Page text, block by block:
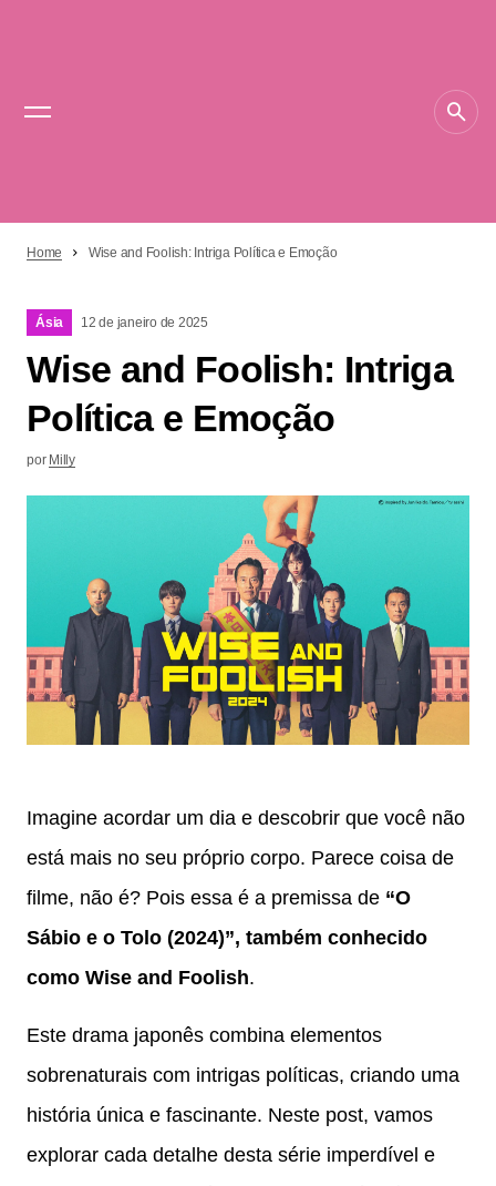
Home Wise and Foolish: Intriga Política e Emoção
Ásia 12 de janeiro de 2025
Wise and Foolish: Intriga
Política e Emoção
por Milly
Imagine acordar um dia e descobrir que você não
está mais no seu próprio corpo. Parece coisa de
filme, não é? Pois essa é a premissa de “O
Sábio e o Tolo (2024)”, também conhecido
como Wise and Foolish.
Este drama japonês combina elementos
sobrenaturais com intrigas políticas, criando uma
história única e fascinante. Neste post, vamos
explorar cada detalhe desta série imperdível e